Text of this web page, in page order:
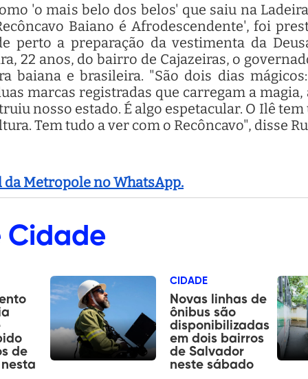
'o mais belo dos belos' que saiu na
Baiano é Afrodescendente', foi
perto a preparação da vestimenta da
22 anos, do bairro de Cajazeiras, o
baiana e brasileira. "São dois dias
marcas registradas que carregam a
nosso estado. É algo espetacular. O Ilê tem
Tem tudo a ver com o Recôncavo", disse
da Metropole no WhatsApp.
Cidade
de
CIDADE
Novas linhas de
ônibus são
disponibilizadas
em dois bairros
de Salvador
neste sábado